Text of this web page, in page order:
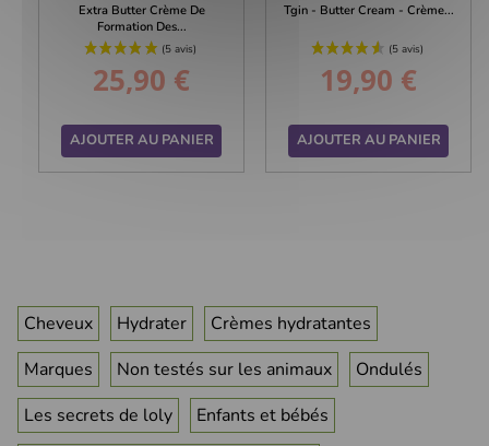
Extra Butter Crème De
Formation Des...
Prix
25,90 €
AJOUTER AU PANIER
Tgin - Butter Cream - Crème...
Prix
19,90 €
AJOUTER AU PANIER
Cheveux Hydrater
Crèmes hydratantes
Marques
Non testés sur les animaux
Ondulés
Les secrets de loly
Enfants et bébés